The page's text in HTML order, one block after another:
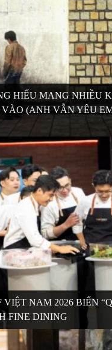
HIẾU MANG NHIỀU
(ANH VẪN YÊU
VIỆT NAM 2026 BIẾN
FINE DINING